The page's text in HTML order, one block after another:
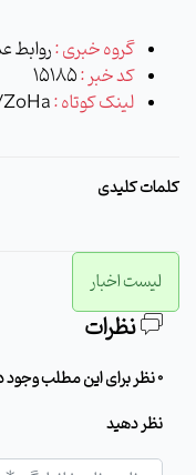
گروه خبری :روابط عمومی
کد خبر :15185
لینک کوتاه :
کلمات کلیدی
لیست اخبار
نظرات
0 نظر برای این مطلب وجود دارد
نظر دهید